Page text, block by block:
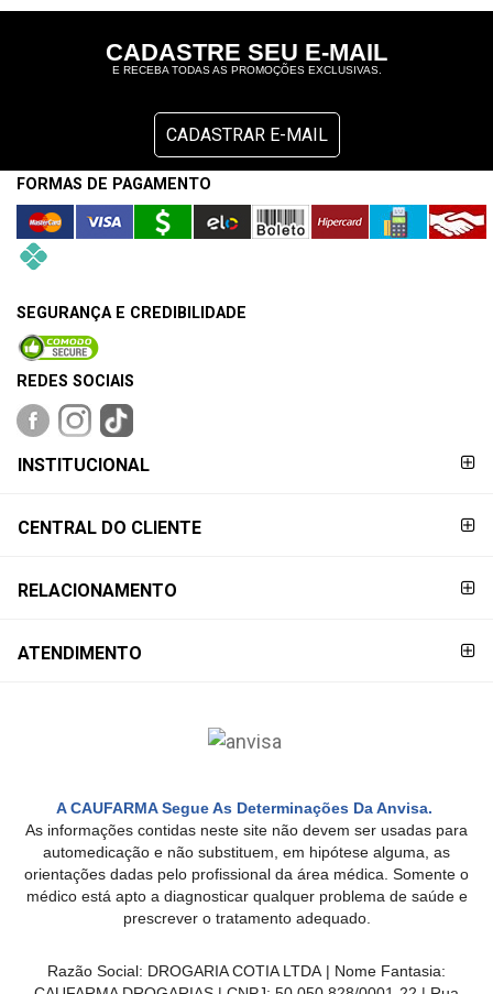
CADASTRE SEU E-MAIL
E RECEBA TODAS AS PROMOÇÕES EXCLUSIVAS.
CADASTRAR E-MAIL
FORMAS DE PAGAMENTO
SEGURANÇA E CREDIBILIDADE
REDES SOCIAIS
PAGAMENTO
INSTITUCIONAL
CENTRAL DO CLIENTE
RELACIONAMENTO
ATENDIMENTO
A CAUFARMA Segue As Determinações Da Anvisa.
As informações contidas neste site não devem ser usadas para
automedicação e não substituem, em hipótese alguma, as
orientações dadas pelo profissional da área médica. Somente o
médico está apto a diagnosticar qualquer problema de saúde e
prescrever o tratamento adequado.
Razão Social: DROGARIA COTIA LTDA | Nome Fantasia: